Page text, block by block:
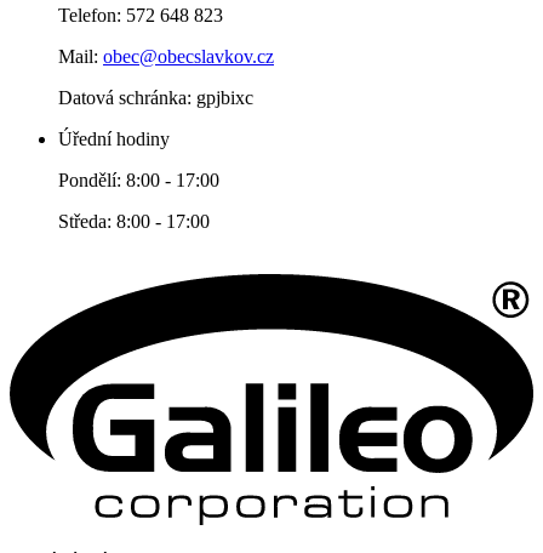
Telefon: 572 648 823
Mail: obec@obecslavkov.cz
Datová schránka: gpjbixc
Úřední hodiny
Pondělí: 8:00 - 17:00
Středa: 8:00 - 17:00